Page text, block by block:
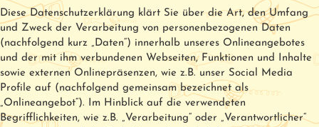
Diese Datenschutzerklärung klärt Sie über die Art, den Umfang
und Zweck der Verarbeitung von personenbezogenen Daten
(nachfolgend kurz „Daten“) innerhalb unseres Onlineangebotes
und der mit ihm verbundenen Webseiten, Funktionen und Inhalte
sowie externen Onlinepräsenzen, wie z.B. unser Social Media
Profile auf (nachfolgend gemeinsam bezeichnet als
„Onlineangebot“). Im Hinblick auf die verwendeten
Begrifflichkeiten, wie z.B. „Verarbeitung“ oder „Verantwortlicher“